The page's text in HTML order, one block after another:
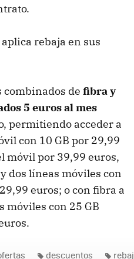
rebaja en sus
combinados de fibra y
5 euros al mes
permitiendo acceder a
con 10 GB por 29,99
móvil por 39,99 euros,
dos líneas móviles con
euros; o con fibra a
móviles con 25 GB
descuentos